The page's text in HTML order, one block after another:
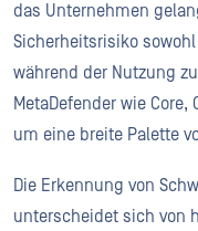
das Unternehmen
Sicherheitsrisiko
während der Nutzung
MetaDefender wie
um eine breite Palette
Die Erkennung von
unterscheidet sich von